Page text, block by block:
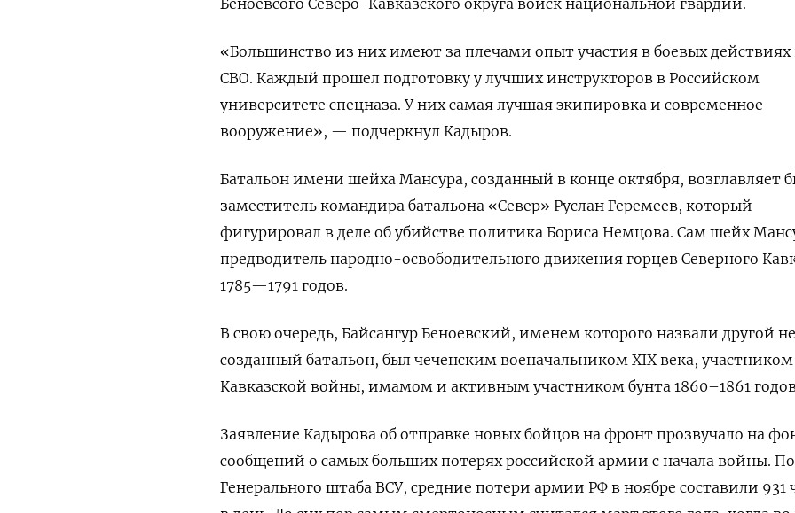
«Большинство из них имеют за плечами опыт участия в боевых действиях
СВО. Каждый прошел подготовку у лучших инструкторов в Российском
университете спецназа. У них самая лучшая экипировка и современное
вооружение», — подчеркнул Кадыров.
Батальон имени шейха Мансура, созданный в конце октября, возглавляет
заместитель командира батальона «Север» Руслан Геремеев, который
фигурировал в деле об убийстве политика Бориса Немцова. Сам шейх
предводитель народно-освободительного движения горцев Северного
1785—1791 годов.
В свою очередь, Байсангур Беноевский, именем которого назвали другой
созданный батальон, был чеченским военачальником XIX века, участником
Кавказской войны, имамом и активным участником бунта 1860–1861
Заявление Кадырова об отправке новых бойцов на фронт прозвучало на
сообщений о самых больших потерях российской армии с начала войны.
Генерального штаба ВСУ, средние потери армии РФ в ноябре составили 931